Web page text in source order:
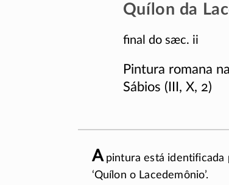
Quílon da
final do sæc. ii
Pintura romana
Sábios (III, X, 2)
Apintura está identificada
‘Quílon o Lacedemônio’.